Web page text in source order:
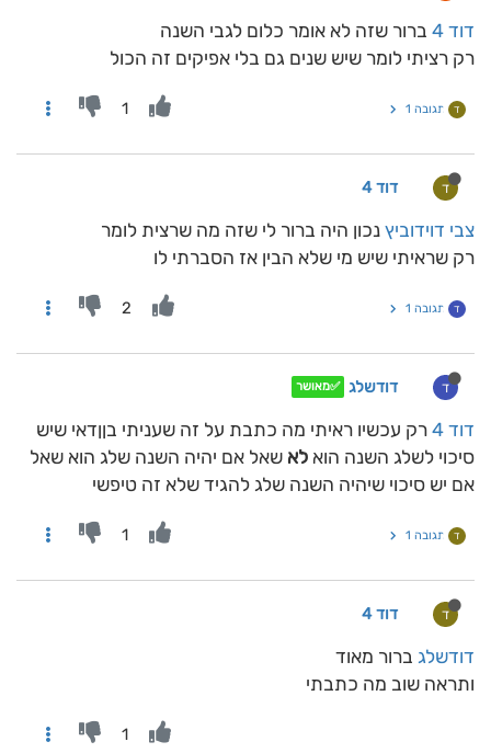
דוד 4
ברור שזה לא אומר כלום לגבי השנה
רק רציתי לומר שיש שנים גם בלי אפיקים זה הכול
ד תגובה 1 1
ד דוד 4
צבי דוידוביץ נכון היה ברור לי שזה מה שרצית לומר
רק שראיתי שיש מי שלא הבין אז הסברתי לו
ד תגובה 1 2
ד דודשלג ✅מאושר
דוד 4
רק עכשיו ראיתי מה כתבת על זה שעניתי בןןדאי שיש
סיכוי לשלג השנה הוא לא שאל אם יהיה השנה שלג הוא שאל
אם יש סיכוי שיהיה השנה שלג להגיד שלא זה טיפשי
ד תגובה 1 1
ד דוד 4
דודשלג ברור מאוד
ותראה שוב מה כתבתי
1